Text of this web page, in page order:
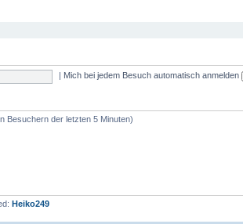
Mich bei jedem Besuch automatisch anmelden
Besuchern der letzten 5 Minuten)
Heiko249